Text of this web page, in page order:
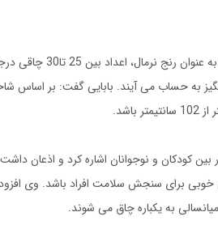
کودکان و نوجوانان اشاره کرد و اذعان
خوبی برای سنجش سلامت افراد باشد. وی
به یکباره چاق می شوند.